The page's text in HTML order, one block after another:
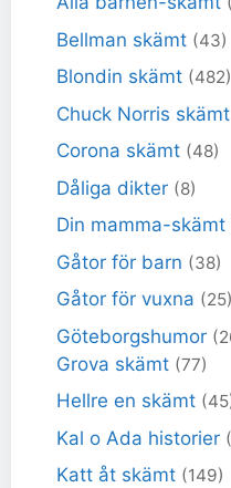
Bellman skämt (43)
Blondin skämt (482)
Chuck Norris skämt
Corona skämt (48)
Dåliga dikter (8)
Din mamma-skämt
Gåtor för barn (38)
Gåtor för vuxna (25)
Göteborgshumor
Grova skämt (77)
Hellre en skämt
Kal o Ada historier
Katt åt skämt (149)